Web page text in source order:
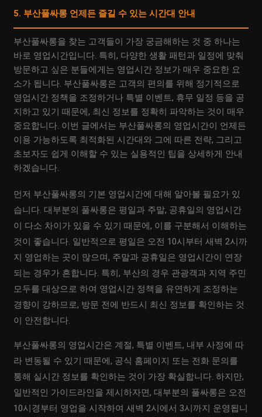
5. 부산풀싸롱 언제든 즐길 수 있는 시간대 안내
부산풀싸롱을 찾는 고객들이 가장 궁금해하는 것 중 하나는
바로 영업시간입니다. 특히, 다양한 생활 패턴과 일정에 맞춰
방문하고 싶은 분들에게는 영업시간 정보가 매우 중요한 요
소가 됩니다. 부산풀싸롱은 고객의 편의를 위해 정기적으로
영업시간 정책을 조정하거나 특별 이벤트, 휴무 일정 등을 공
지하고 있기 때문에, 최신 정보를 정확히 파악하는 것이 매우
중요합니다. 이번 글에서는 부산풀싸롱의 영업시간이 언제든
이용 가능하도록 최적화된 시간대와 그에 따른 전략, 그리고
초보자도 쉽게 이해할 수 있는 실용적인 팁을 상세하게 안내
하겠습니다.
먼저 부산풀싸롱의 기본 영업시간에 대해 알아볼 필요가 있
습니다. 대부분의 풀싸롱은 평일과 주말, 공휴일의 영업시간
이 다소 차이가 있을 수 있기 때문에, 이를 구분해서 이해하는
것이 좋습니다. 일반적으로 평일은 오전 10시부터 새벽 2시까
지 영업하는 곳이 많으며, 주말과 공휴일은 영업시간이 연장
되는 경우가 흔합니다. 특히, 부산의 경우 관광객과 지역 주민
모두를 대상으로 하여 영업시간 정책을 유연하게 조정하는
경향이 강하므로, 방문 전에 반드시 최신 정보를 확인하는 것
이 안전합니다.
부산풀싸롱의 영업시간은 계절, 특별 이벤트, 내부 사정에 따
라 변동될 수 있기 때문에, 공식 홈페이지 또는 전화 문의를
통해 실시간 정보를 확인하는 것이 가장 확실합니다. 하지만,
일반적인 가이드라인을 제시하자면, 대부분의 풀싸롱은 오전
10시경부터 영업을 시작하여 새벽 2시에서 3시까지 운영됩니